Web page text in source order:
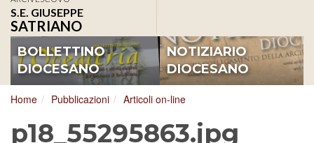
S.E. GIUSEPPE
SATRIANO
BOLLETTINO
DIOCESANO
NOTIZIARIO
DIOCESANO
Home Pubblicazioni Articoli on-line
p18_55295863.jpg